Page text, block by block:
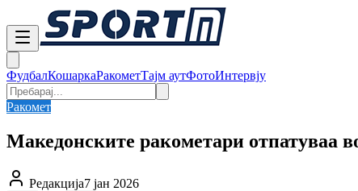
ФудбалКошаркаРакометТајм аутФотоИнтервју
Ракомет
Македонските ракометари отпатуваа
Редакција7 јан 2026